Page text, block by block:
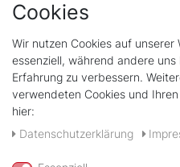
Shop
Kontakt
Rechtliches
Widerrufs­recht
Cookies
Wir nutzen Cookies auf unserer
essenziell, während andere
Erfahrung zu verbessern.
verwendeten Cookies und
hier:
Daten­schutz­erklärung